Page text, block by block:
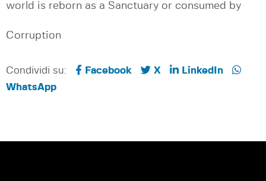
world is reborn as a Sanctuary or consumed by
Corruption
Condividi su: Facebook X
LinkedIn
WhatsApp